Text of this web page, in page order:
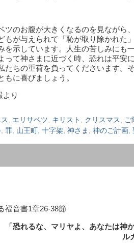
ツのお腹が大きくなるのを見ながら
もが与えられて「恥が取り除かれた
を示しています。人生の苦しみにも
って神さまに近づく時、恐れは平安
たちの重荷を負ってくださいます。
もに喜びましょう。
り
エリサベツ キリスト クリスマス ご
罪 山王町 十字架 神さま 神のご計画
音書1章26-38節
「恐れるな、マリヤよ、あなたは神
ルカによる福音